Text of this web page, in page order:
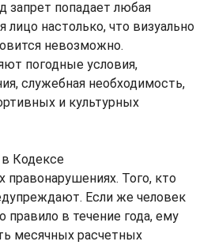
запрет попадает любая
настолько, что визуально
невозможно.
погодные условия,
служебная необходимость,
и культурных
в Кодексе
Того, кто
Если же человек
правило в течение года, ему
месячных расчетных